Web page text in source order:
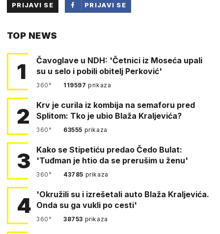
PRIJAVI SE
PRIJAVI SE
TOP NEWS
1
Čavoglave u NDH: 'Četnici iz Moseća upali
su u selo i pobili obitelj Perković'
360° 119597prikaza
2
Krv je curila iz kombija na semaforu pred
Splitom: Tko je ubio Blaža Kraljevića?
360° 63555 prikaza
3
Kako se Stipetiću predao Čedo Bulat:
'Tuđman je htio da se prerušim u ženu'
360° 43785 prikaza
4
'Okružili su i izrešetali auto Blaža Kraljevića.
Onda su ga vukli po cesti'
360° 38753 prikaza